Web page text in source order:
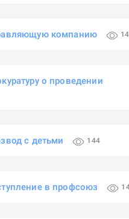
компанию
о проведении
с детьми 144
в профсоюз